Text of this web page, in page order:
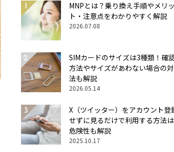
MNPとは？乗り換え手順やメリッ
ト・注意点をわかりやすく解説
2026.07.08
SIMカードのサイズは3種類！確
方法やサイズがあわない場合の
法も解説
2026.05.14
X（ツイッター）をアカウント登
せずに見るだけで利用する方法
危険性も解説
2025.10.17